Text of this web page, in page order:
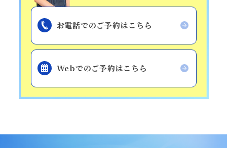
お電話でのご予約はこちら
Webでのご予約はこちら